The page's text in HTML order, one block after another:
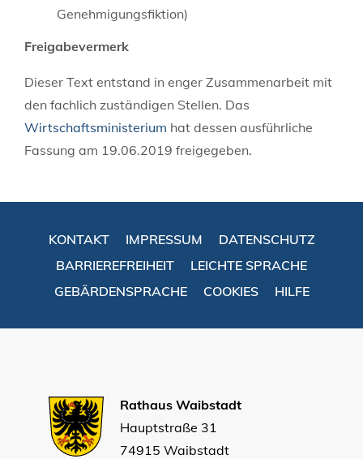
Genehmigungsfiktion)
Freigabevermerk
Dieser Text entstand in enger Zusammenarbeit mit
den fachlich zuständigen Stellen. Das
Wirtschaftsministerium hat dessen ausführliche
Fassung am 19.06.2019 freigegeben.
KONTAKT IMPRESSUM
DATENSCHUTZ
BARRIEREFREIHEIT
LEICHTE SPRACHE
GEBÄRDENSPRACHE
COOKIES HILFE
Rathaus Waibstadt
Hauptstraße 31
74915 Waibstadt